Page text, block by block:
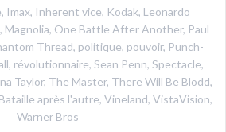
, Imax, Inherent vice, Kodak, Leonardo
, Magnolia, One Battle After Another, Paul
Thread, politique, pouvoir, Punch-
, révolutionnaire, Sean Penn, Spectacle,
Taylor, The Master, There Will Be Blodd,
après l'autre, Vineland, VistaVision,
Warner Bros